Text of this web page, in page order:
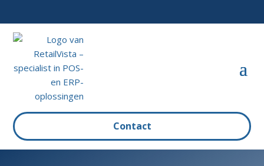
Contact